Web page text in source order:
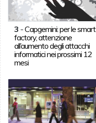
3 -Capgemini: per le smart
factory, attenzione
all’aumento degli attacchi
informatici nei prossimi 12
mesi